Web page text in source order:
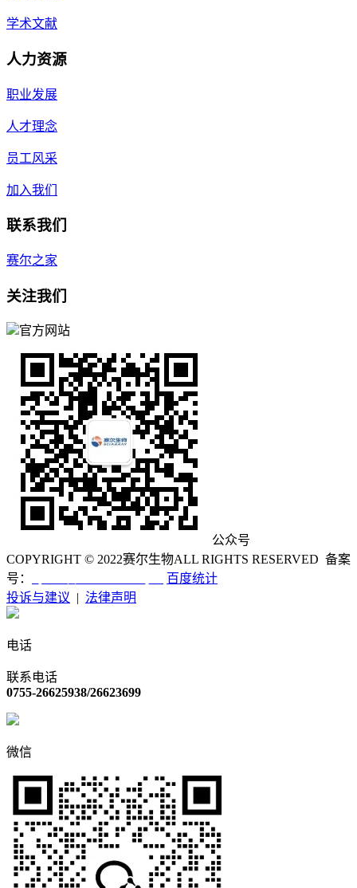
学术文献
人力资源
职业发展
人才理念
员工风采
加入我们
联系我们
赛尔之家
关注我们
官方网站
公众号
COPYRIGHT © 2022赛尔生物ALL RIGHTS RESERVED 备案
号：
百度统计
投诉与建议 | 法律声明
电话
联系电话
0755-26625938/26623699
微信